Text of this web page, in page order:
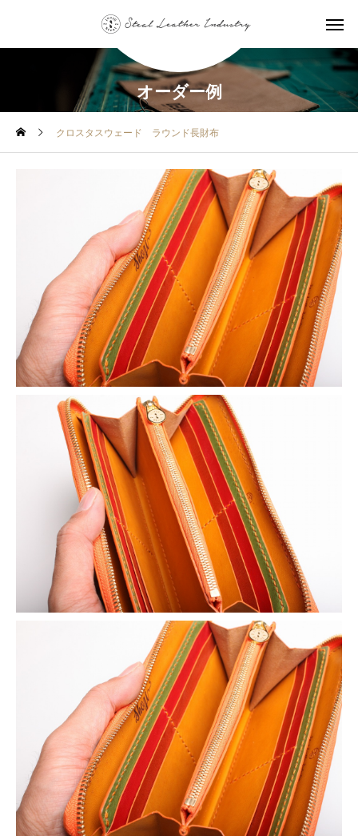
オーダー例
クロスタスウェード ラウンド長財布